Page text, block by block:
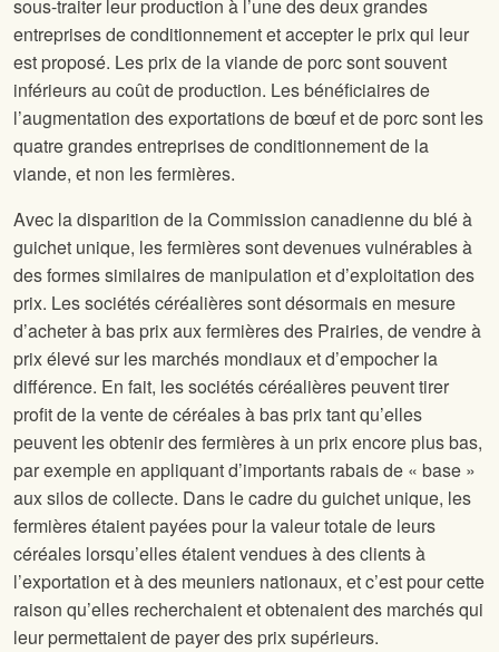
sous-traiter leur production à l’une des deux grandes
entreprises de conditionnement et accepter le prix qui leur
est proposé. Les prix de la viande de porc sont souvent
inférieurs au coût de production. Les bénéficiaires de
l’augmentation des exportations de bœuf et de porc sont les
quatre grandes entreprises de conditionnement de la
viande, et non les fermières.
Avec la disparition de la Commission canadienne du blé à
guichet unique, les fermières sont devenues vulnérables à
des formes similaires de manipulation et d’exploitation des
prix. Les sociétés céréalières sont désormais en mesure
d’acheter à bas prix aux fermières des Prairies, de vendre à
prix élevé sur les marchés mondiaux et d’empocher la
différence. En fait, les sociétés céréalières peuvent tirer
profit de la vente de céréales à bas prix tant qu’elles
peuvent les obtenir des fermières à un prix encore plus bas,
par exemple en appliquant d’importants rabais de « base »
aux silos de collecte. Dans le cadre du guichet unique, les
fermières étaient payées pour la valeur totale de leurs
céréales lorsqu’elles étaient vendues à des clients à
l’exportation et à des meuniers nationaux, et c’est pour cette
raison qu’elles recherchaient et obtenaient des marchés qui
leur permettaient de payer des prix supérieurs.